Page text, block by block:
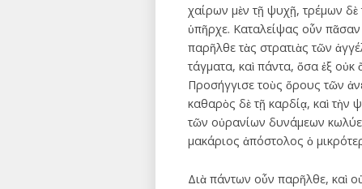
χαίρων μὲν τῇ ψυχῇ, τρέμων δὲ
ὑπῆρχε. Καταλείψας οὖν
παρῆλθε τὰς στρατιὰς τῶν
τάγματα, καὶ πάντα, ὅσα ἐξ
Προσήγγισε τοὺς ὅρους τῶν
καθαρὸς δὲ τῇ καρδίᾳ, καὶ τὴν
τῶν οὐρανίων δυνάμεων
μακάριος ἀπόστολος ὁ
Διὰ πάντων οὖν παρῆλθε, καὶ